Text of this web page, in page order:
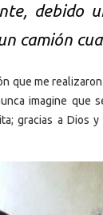
debido
camión
que me
imagine que
gracias a Dios